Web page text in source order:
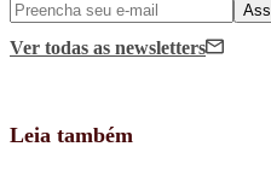
Ver todas as newsletters
Leia também